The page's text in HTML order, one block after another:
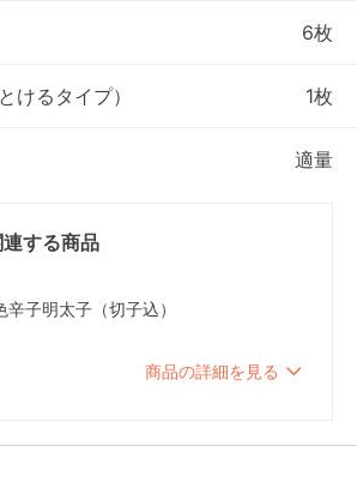
6枚
けるタイプ） 1枚
適量
する商品
辛子明太子（切子込）
商品の詳細を見る